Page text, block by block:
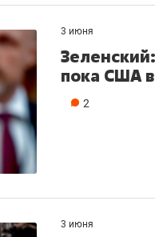
3 июня
пока США
2
3 июня